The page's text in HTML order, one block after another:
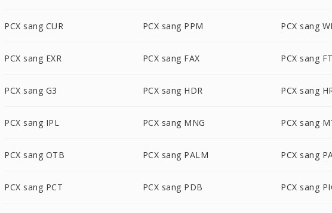
PCX sang CUR PCX sang PPM PCX sang
PCX sang EXR PCX sang FAX PCX sang
PCX sang G3 PCX sang HDR PCX sang
PCX sang IPL PCX sang MNG PCX sang
PCX sang OTB PCX sang PALM PCX sang
PCX sang PCT PCX sang PDB PCX sang